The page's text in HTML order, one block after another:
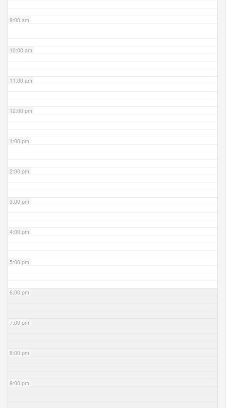
9:00 am
10:00 am
11:00 am
12:00 pm
1:00 pm
2:00 pm
3:00 pm
4:00 pm
5:00 pm
6:00 pm
7:00 pm
8:00 pm
9:00 pm